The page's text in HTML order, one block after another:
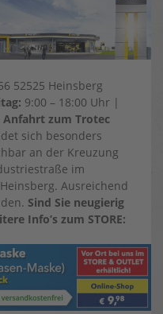
52525 Heinsberg
9:00 – 18:00 Uhr |
Anfahrt zum Trotec
sich besonders
an der Kreuzung
im
Ausreichend
Sind Sie neugierig
Info’s zum STORE: